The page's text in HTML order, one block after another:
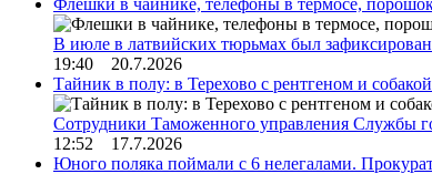
Флешки в чайнике, телефоны в термосе,
В июле в латвийских тюрьмах был
19:40 20.7.2026
Тайник в полу: в Терехово с рентгеном и
Сотрудники Таможенного управления Службы
12:52 17.7.2026
Юного поляка поймали с 6 нелегалами.